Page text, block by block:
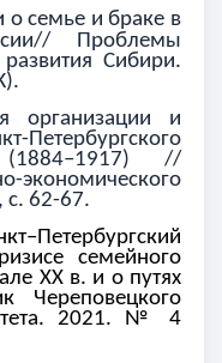
о семье и браке в
Проблемы
Сибири.
организации и
(1884–1917) //
с. 62-67.
семейного
ХХ в. и о путях
Череповецкого
2021. № 4